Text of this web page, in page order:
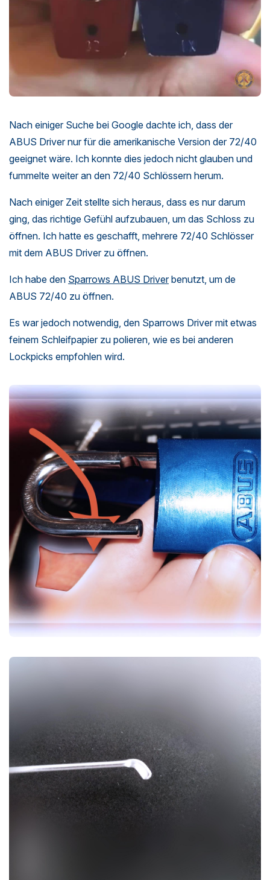
Nach einiger Suche bei Google dachte ich, dass der
ABUS Driver nur für die amerikanische Version der 72/40
geeignet wäre. Ich konnte dies jedoch nicht glauben und
fummelte weiter an den 72/40 Schlössern herum.
Nach einiger Zeit stellte sich heraus, dass es nur darum
ging, das richtige Gefühl aufzubauen, um das Schloss zu
öffnen. Ich hatte es geschafft, mehrere 72/40 Schlösser
mit dem ABUS Driver zu öffnen.
Ich habe den Sparrows ABUS Driverbenutzt, um de
ABUS 72/40 zu öffnen.
Es war jedoch notwendig, den Sparrows Driver mit etwas
feinem Schleifpapier zu polieren, wie es bei anderen
Lockpicks empfohlen wird.